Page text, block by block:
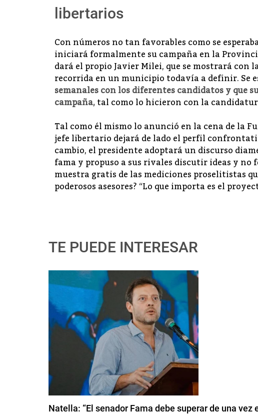
libertarios
Con números no tan favorables como se
iniciará formalmente su campaña en la
dará el propio Javier Milei, que se mostrará con
recorrida en un municipio todavía a definir. Se
semanales con los diferentes candidatos y que
campaña,tal como lo hicieron con la
Tal como él mismo lo anunció en la cena de la
jefe libertario dejará de lado el perfil
cambio, el presidente adoptará un discurso
fama y propuso a sus rivales discutir ideas y no
muestra gratis de las mediciones proselitistas
poderosos asesores? “Lo que importa es el
TE PUEDE INTERESAR
Natella: “El senador Fama debe superar de una